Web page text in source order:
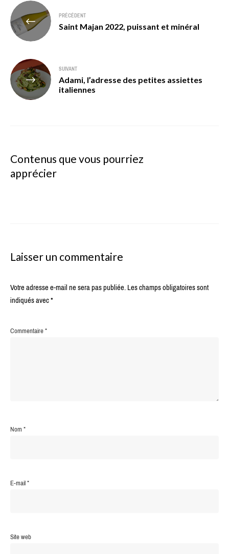
Navigation
de
l’article
PRÉCÉDENT
Saint Majan 2022, puissant et minéral
SUIVANT
Adami, l’adresse des petites assiettes
italiennes
Contenus que vous pourriez
apprécier
Laisser un commentaire
Votre adresse e-mail ne sera pas publiée.Les champs obligatoires sont
indiqués avec*
Commentaire*
Nom*
E-mail*
Site web